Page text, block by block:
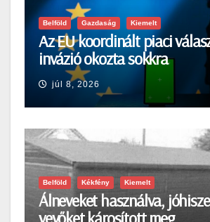
Belföld Gazdaság Kiemelt
Az EU koordinált piaci
invázió okozta sokkra
júl 8, 2026
Belföld Kékfény Kiemelt
Álneveket használva,
vevőket károsított meg